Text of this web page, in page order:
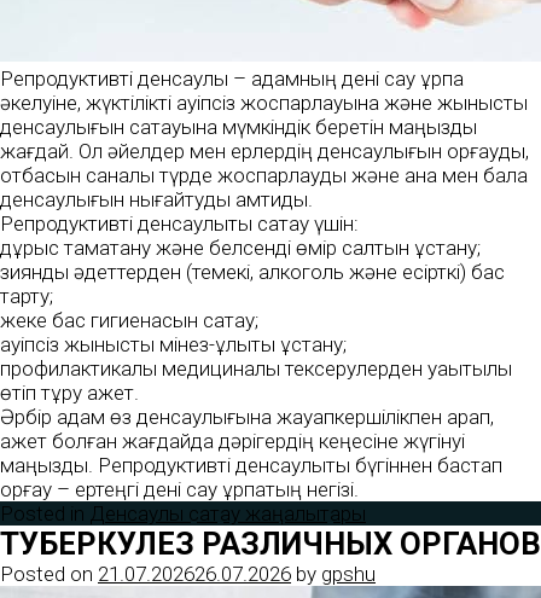
Репродуктивті денсаулық – адамның дені сау ұрпақ
әкелуіне, жүктілікті қауіпсіз жоспарлауына және жыныстық
денсаулығын сақтауына мүмкіндік беретін маңызды
жағдай. Ол әйелдер мен ерлердің денсаулығын қорғауды,
отбасын саналы түрде жоспарлауды және ана мен бала
денсаулығын нығайтуды қамтиды.
Репродуктивті денсаулықты сақтау үшін:
дұрыс тамақтану және белсенді өмір салтын ұстану;
зиянды әдеттерден (темекі, алкоголь және есірткі) бас
тарту;
жеке бас гигиенасын сақтау;
қауіпсіз жыныстық мінез-құлықты ұстану;
профилактикалық медициналық тексерулерден уақытылы
өтіп тұру қажет.
Әрбір адам өз денсаулығына жауапкершілікпен қарап,
қажет болған жағдайда дәрігердің кеңесіне жүгінуі
маңызды. Репродуктивті денсаулықты бүгіннен бастап
қорғау – ертеңгі дені сау ұрпақтың негізі.
Posted in Денсаулық сақтау жаңалықтары
ТУБЕРКУЛЕЗ РАЗЛИЧНЫХ ОРГАНОВ
Posted on 21.07.202626.07.2026 by gpshu